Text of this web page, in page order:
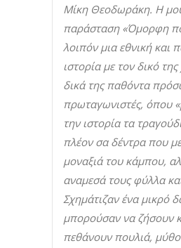
Μίκη Θεοδωράκη. Η
παράσταση «Όμορφη
λοιπόν μια εθνική και
ιστορία με τoν δικό
δικά της παθόντα
πρωταγωνιστές, όπου
την ιστορία τα
πλέον σα δέντρα που
μοναξιά του κάμπου,
αναμεσά τους φύλλα
Σχημάτιζαν ένα μικρό
μπορούσαν να ζήσουν
πεθάνουν πουλιά,